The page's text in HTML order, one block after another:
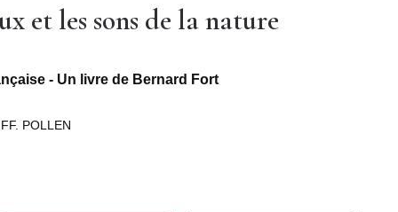
et les sons de la nature
- Un livre de Bernard Fort
POLLEN